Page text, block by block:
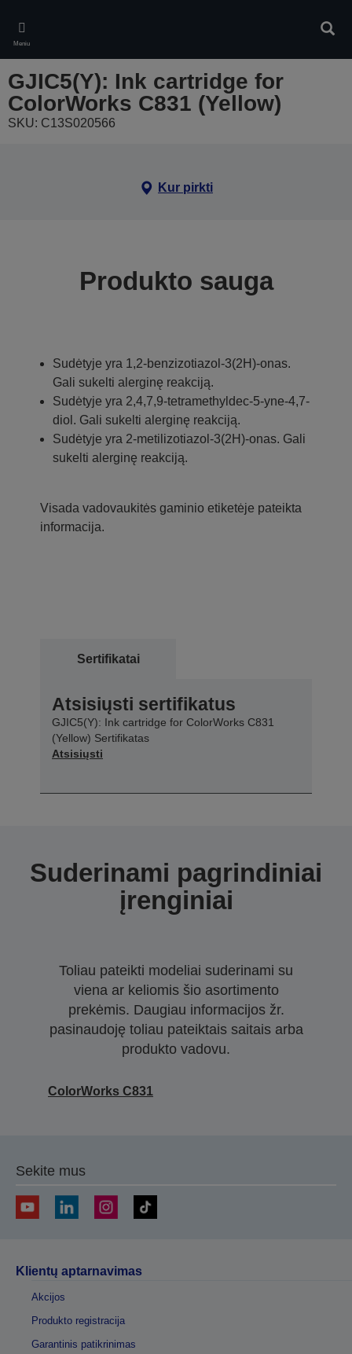
main
content
Meniu
GJIC5(Y): Ink cartridge for
ColorWorks C831 (Yellow)
SKU: C13S020566
Kur pirkti
Produkto sauga
Sudėtyje yra 1,2-benzizotiazol-3(2H)-onas.
Gali sukelti alerginę reakciją.
Sudėtyje yra 2,4,7,9-tetramethyldec-5-yne-4,7-
diol. Gali sukelti alerginę reakciją.
Sudėtyje yra 2-metilizotiazol-3(2H)-onas. Gali
sukelti alerginę reakciją.
Visada vadovaukitės gaminio etiketėje pateikta
informacija.
Sertifikatai
Atsisiųsti sertifikatus
GJIC5(Y): Ink cartridge for ColorWorks C831
(Yellow) Sertifikatas
Atsisiųsti
Suderinami pagrindiniai
įrenginiai
Toliau pateikti modeliai suderinami su
viena ar keliomis šio asortimento
prekėmis. Daugiau informacijos žr.
pasinaudoję toliau pateiktais saitais arba
produkto vadovu.
ColorWorks C831
Sekite mus
Klientų aptarnavimas
Akcijos
Produkto registracija
Garantinis patikrinimas